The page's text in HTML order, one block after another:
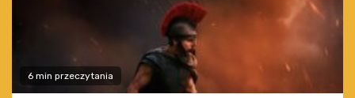
6 min przeczytania